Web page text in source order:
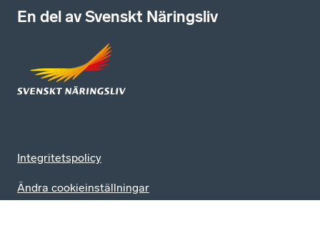
En del av Svenskt Näringsliv
Integritetspolicy
Ändra cookieinställningar